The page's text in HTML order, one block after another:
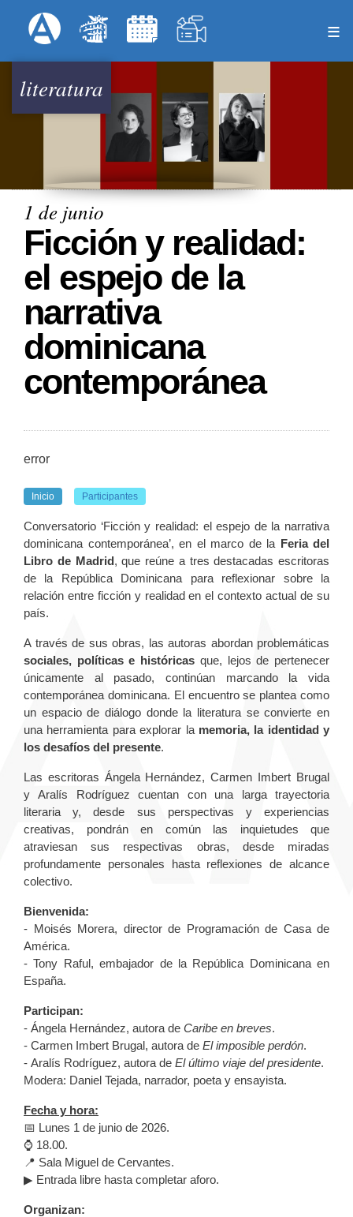
al
Menú Superior
literatura
1 de junio
Ficción y realidad:
el espejo de la
narrativa
dominicana
contemporánea
error
Inicio Participantes
Conversatorio ‘Ficción y realidad: el espejo de la narrativa
dominicana contemporánea’, en el marco de la Feria del
Libro de Madrid, que reúne a tres destacadas escritoras
de la República Dominicana para reflexionar sobre la
relación entre ficción y realidad en el contexto actual de su
país.
A través de sus obras, las autoras abordan problemáticas
sociales, políticas e históricas que, lejos de pertenecer
únicamente al pasado, continúan marcando la vida
contemporánea dominicana. El encuentro se plantea como
un espacio de diálogo donde la literatura se convierte en
una herramienta para explorar la memoria, la identidad y
los desafíos del presente.
Las escritoras Ángela Hernández, Carmen Imbert Brugal
y Aralís Rodríguez cuentan con una larga trayectoria
literaria y, desde sus perspectivas y experiencias
creativas, pondrán en común las inquietudes que
atraviesan sus respectivas obras, desde miradas
profundamente personales hasta reflexiones de alcance
colectivo.
Bienvenida:
- Moisés Morera, director de Programación de Casa de
América.
- Tony Raful, embajador de la República Dominicana en
España.
Participan:
- Ángela Hernández, autora de Caribe en breves.
- Carmen Imbert Brugal, autora de El imposible perdón.
- Aralís Rodríguez, autora de El último viaje del presidente.
Modera: Daniel Tejada, narrador, poeta y ensayista.
Fecha y hora:
📅 Lunes 1 de junio de 2026.
⌚ 18.00.
📍 Sala Miguel de Cervantes.
▶ Entrada libre hasta completar aforo.
Organizan: